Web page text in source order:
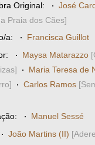
Original: · José
Praia dos Cães]
a: · Francisca Guillot
· Maysa Matarazzo
· Maria Teresa de
· Carlos Ramos
· Manuel Sessé
João Martins (II)